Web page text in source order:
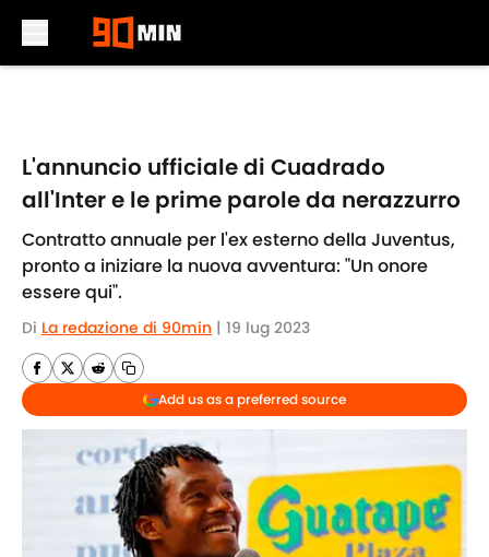
L'annuncio ufficiale di Cuadrado
all'Inter e le prime parole da nerazzurro
Contratto annuale per l'ex esterno della Juventus,
pronto a iniziare la nuova avventura: "Un onore
essere qui".
Di La redazione di 90min | 19 lug 2023
Add us as a preferred source